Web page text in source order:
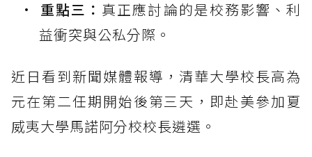
重點三： 真正應討論的是校務影響、利
益衝突與公私分際。
近日看到新聞媒體報導，清華大學校長高為
元在第二任期開始後第三天，即赴美參加夏
威夷大學馬諾阿分校校長遴選。